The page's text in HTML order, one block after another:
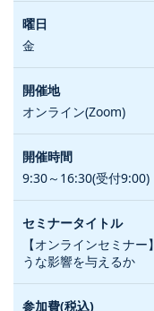
金
オンライン(Zoom)
9:30～16:30(受付9:00)
【オンラインセミナ
うな影響を与えるか